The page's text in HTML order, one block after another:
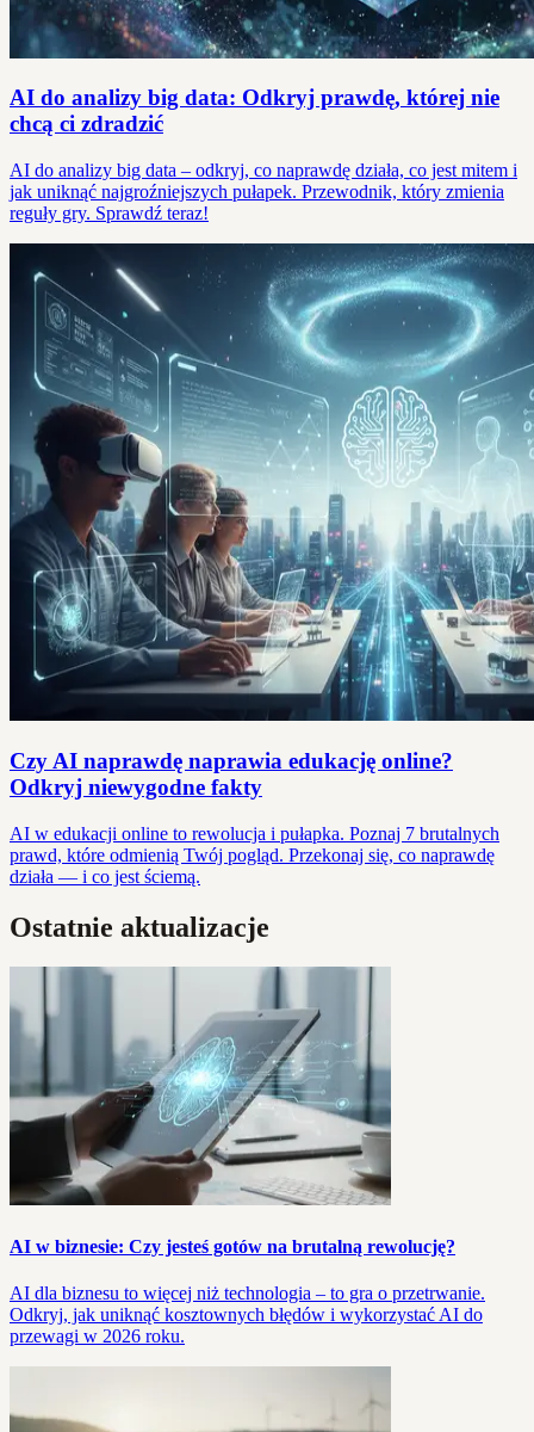
AI do analizy big data: Odkryj prawdę, której nie
chcą ci zdradzić
AI do analizy big data – odkryj, co naprawdę działa, co jest mitem i
jak uniknąć najgroźniejszych pułapek. Przewodnik, który zmienia
reguły gry. Sprawdź teraz!
Czy AI naprawdę naprawia edukację online?
Odkryj niewygodne fakty
AI w edukacji online to rewolucja i pułapka. Poznaj 7 brutalnych
prawd, które odmienią Twój pogląd. Przekonaj się, co naprawdę
działa — i co jest ściemą.
Ostatnie aktualizacje
AI w biznesie: Czy jesteś gotów na brutalną rewolucję?
AI dla biznesu to więcej niż technologia – to gra o przetrwanie.
Odkryj, jak uniknąć kosztownych błędów i wykorzystać AI do
przewagi w 2026 roku.